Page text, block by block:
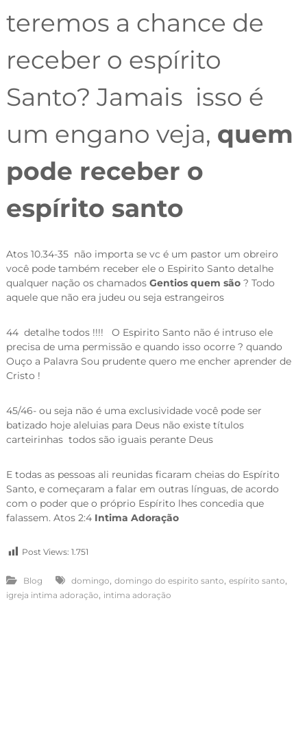
teremos a chance de
receber o espírito
Santo? Jamais isso é
um engano veja, quem
pode receber o
espírito santo
Atos 10.34-35 não importa se vc é um pastor um obreiro
você pode também receber ele o Espirito Santo detalhe
qualquer nação os chamados Gentios quem são? Todo
aquele que não era judeu ou seja estrangeiros
44 detalhe todos !!!! O Espirito Santo não é intruso ele
precisa de uma permissão e quando isso ocorre ? quando
Ouço a Palavra Sou prudente quero me encher aprender de
Cristo !
45/46- ou seja não é uma exclusividade você pode ser
batizado hoje aleluias para Deus não existe títulos
carteirinhas todos são iguais perante Deus
E todas as pessoas ali reunidas ficaram cheias do Espírito
Santo, e começaram a falar em outras línguas, de acordo
com o poder que o próprio Espírito lhes concedia que
falassem. Atos 2:4Intima Adoração
Post Views: 1.751
Blog domingo, domingo do espirito santo, espírito santo,
igreja intima adoração, intima adoração